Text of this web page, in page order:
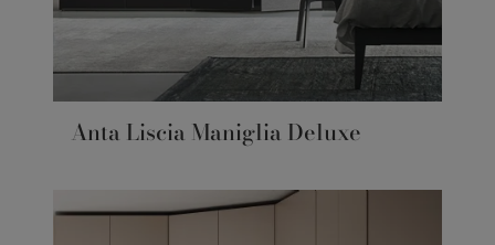
Anta Liscia Maniglia Deluxe